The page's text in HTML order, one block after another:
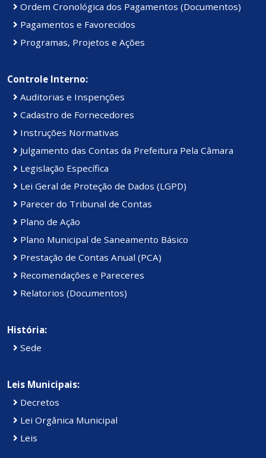
Ordem Cronológica dos Pagamentos (Documentos)
Pagamentos e Favorecidos
Programas, Projetos e Ações
Controle Interno:
Auditorias e Inspenções
Cadastro de Fornecedores
Instruções Normativas
Julgamento das Contas da Prefeitura Pela Câmara
Legislação Específica
Lei Geral de Proteção de Dados (LGPD)
Parecer do Tribunal de Contas
Plano de Ação
Plano Municipal de Saneamento Básico
Prestação de Contas Anual (PCA)
Recomendações e Pareceres
Relatorios (Documentos)
História:
Sede
Leis Municipais:
Decretos
Lei Orgânica Municipal
Leis